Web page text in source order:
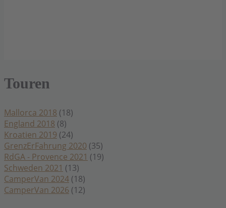
Touren
Mallorca 2018 (18)
England 2018 (8)
Kroatien 2019 (24)
GrenzErFahrung 2020 (35)
RdGA - Provence 2021 (19)
Schweden 2021 (13)
CamperVan 2024 (18)
CamperVan 2026 (12)